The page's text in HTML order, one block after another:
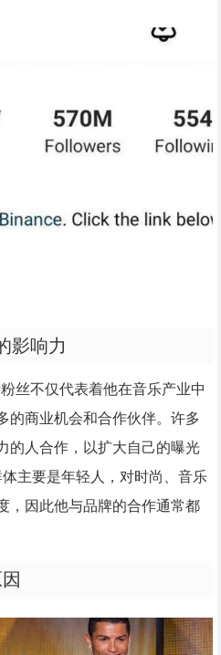
影响力
丝不仅代表着他在音乐产业中
的商业机会和合作伙伴。许多
的人合作，以扩大自己的曝光
主要是年轻人，对时尚、音乐
，因此他与品牌的合作通常都